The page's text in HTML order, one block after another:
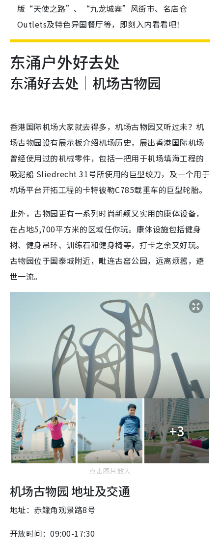
版“天使之路”、“九龙城寨”风街市、名店仓
Outlets及特色异国餐厅等，即刻入内看看吧！
东涌户外好去处
东涌好去处｜机场古物园
香港国际机场大家就去得多，机场古物园又听过未？机
场古物园设有展示板介绍机场历史，展出香港国际机场
曾经使用过的机械零件，包括一把用于机场填海工程的
吸泥船 Sliedrecht 31号所使用的巨型绞刀，及一个用于
机场平台开拓工程的卡特彼勒C785载重车的巨型轮胎。
此外，古物园更有一系列时尚新颖又实用的康体设备，
在占地5,700平方米的区域任你玩。康体设施包括健身
树、健身吊环、训练石和健身椅等，打卡之余又好玩。
古物园位于国泰城附近，毗连古窑公园，远离烦嚣，避
世一流。
+3
点击图片放大
机场古物园 地址及交通
地址：赤鱲角观景路8号
开放时间：09:00-17:30